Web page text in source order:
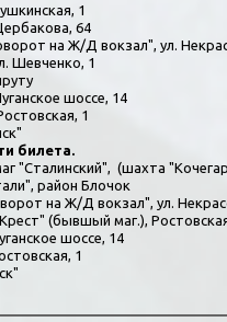
1
64
на Ж/Д вокзал", ул.
Шевченко, 1
шоссе, 14
1
билета.
"Сталинский",  (шахта
район Блочок
на Ж/Д вокзал", ул.
(бывшый маг.),
шоссе, 14
1